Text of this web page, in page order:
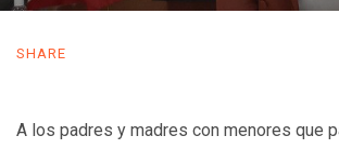
SHARE
A los padres y madres con menores que